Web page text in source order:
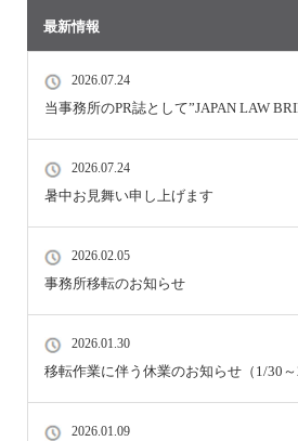
最新情報
2026.07.24
当事務所のPR誌として”JAPAN LAW
2026.07.24
暑中お見舞い申し上げます
2026.02.05
事務所移転のお知らせ
2026.01.30
移転作業に伴う休業のお知らせ（1/30～
2026.01.09